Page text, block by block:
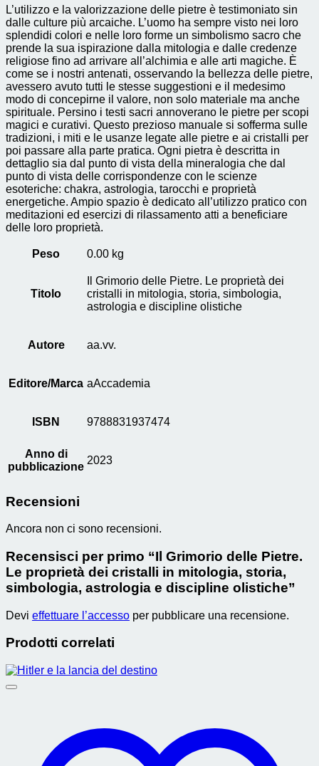
mitologia,
storia,
simbologia,
astrologia
e
discipline
olistiche
quantità
L’utilizzo e la valorizzazione delle pietre è testimoniato sin
dalle culture più arcaiche. L’uomo ha sempre visto nei loro
splendidi colori e nelle loro forme un simbolismo sacro che
prende la sua ispirazione dalla mitologia e dalle credenze
religiose fino ad arrivare all’alchimia e alle arti magiche. È
come se i nostri antenati, osservando la bellezza delle pietre,
avessero avuto tutti le stesse suggestioni e il medesimo
modo di concepirne il valore, non solo materiale ma anche
spirituale. Persino i testi sacri annoverano le pietre per scopi
magici e curativi. Questo prezioso manuale si sofferma sulle
tradizioni, i miti e le usanze legate alle pietre e ai cristalli per
poi passare alla parte pratica. Ogni pietra è descritta in
dettaglio sia dal punto di vista della mineralogia che dal
punto di vista delle corrispondenze con le scienze
esoteriche: chakra, astrologia, tarocchi e proprietà
energetiche. Ampio spazio è dedicato all’utilizzo pratico con
meditazioni ed esercizi di rilassamento atti a beneficiare
delle loro proprietà.
Peso 0.00 kg
Titolo
Il Grimorio delle Pietre. Le proprietà dei
cristalli in mitologia, storia, simbologia,
astrologia e discipline olistiche
Autore aa.vv.
Editore/Marca aAccademia
ISBN 9788831937474
Anno di
pubblicazione
2023
Recensioni
Ancora non ci sono recensioni.
Recensisci per primo “Il Grimorio delle Pietre.
Le proprietà dei cristalli in mitologia, storia,
simbologia, astrologia e discipline olistiche”
Devi effettuare l’accesso per pubblicare una recensione.
Prodotti correlati